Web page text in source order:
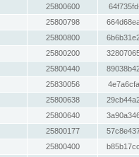
25800600
25800798
25800800
25800200
25800440
25830056
25800638
25800640
25800177
25800400